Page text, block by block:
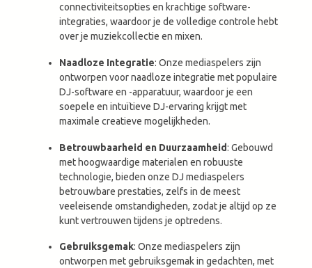
connectiviteitsopties en krachtige software-
integraties, waardoor je de volledige controle hebt
over je muziekcollectie en mixen.
Naadloze Integratie: Onze mediaspelers zijn
ontworpen voor naadloze integratie met populaire
DJ-software en -apparatuur, waardoor je een
soepele en intuïtieve DJ-ervaring krijgt met
maximale creatieve mogelijkheden.
Betrouwbaarheid en Duurzaamheid: Gebouwd
met hoogwaardige materialen en robuuste
technologie, bieden onze DJ mediaspelers
betrouwbare prestaties, zelfs in de meest
veeleisende omstandigheden, zodat je altijd op ze
kunt vertrouwen tijdens je optredens.
Gebruiksgemak: Onze mediaspelers zijn
ontworpen met gebruiksgemak in gedachten, met